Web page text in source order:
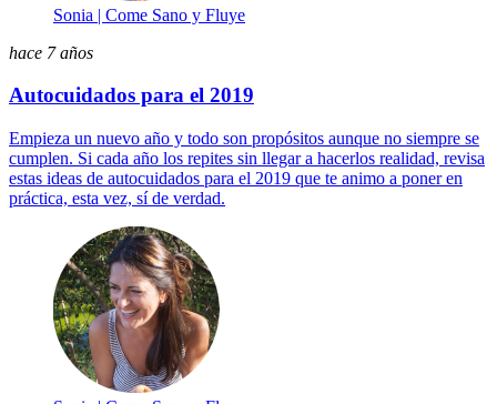
Sonia | Come Sano y Fluye
hace 7 años
Autocuidados para el 2019
Empieza un nuevo año y todo son propósitos aunque no siempre se
cumplen. Si cada año los repites sin llegar a hacerlos realidad, revisa
estas ideas de autocuidados para el 2019 que te animo a poner en
práctica, esta vez, sí de verdad.